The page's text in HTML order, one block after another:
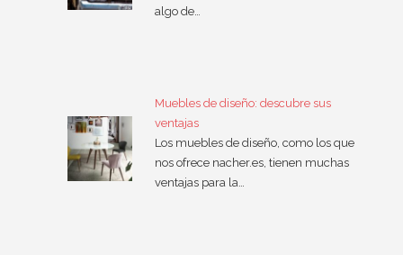
algo de…
Muebles de diseño: descubre sus
ventajas
Los muebles de diseño, como los que
nos ofrece nacher.es, tienen muchas
ventajas para la…